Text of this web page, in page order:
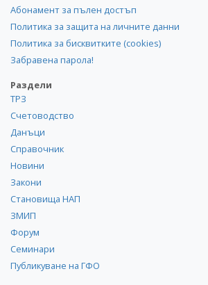
Абонамент за пълен достъп
Политика за защита на личните данни
Политика за бисквитките (cookies)
Забравена парола!
Раздели
ТРЗ
Счетоводство
Данъци
Справочник
Новини
Закони
Становища НАП
ЗМИП
Форум
Семинари
Публикуване на ГФО